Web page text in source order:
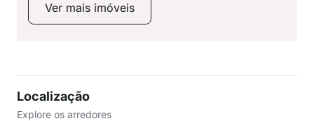
Ver mais imóveis
Localização
Explore os arredores